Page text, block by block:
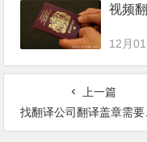
视频
12月01
上一篇
找翻译公司翻译盖章需要注意哪些细节？